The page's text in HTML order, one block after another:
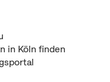
in Köln finden